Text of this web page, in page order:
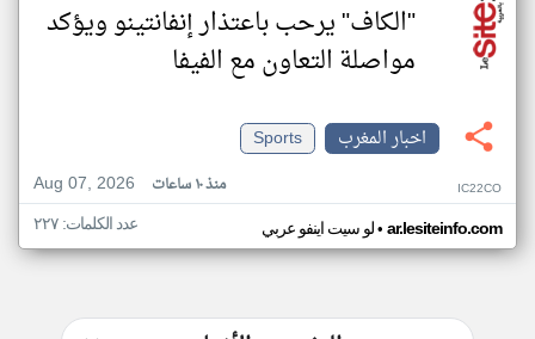
"الكاف" يرحب باعتذار إنفانتينو ويؤكد
مواصلة التعاون مع الفيفا
اخبار المغرب
Sports
Aug 07, 2026
منذ ١٠ ساعات IC22CO
لو سيت اينفو عربي• ar.lesiteinfo.com عدد الكلمات: ٢٢٧